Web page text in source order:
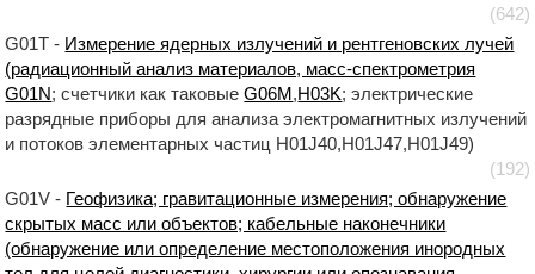
(642)
G01T - Измерение ядерных излучений и рентгеновских лучей
(радиационный анализ материалов, масс-спектрометрия
G01N; счетчики как таковыеG06M,H03K; электрические
разрядные приборы для анализа электромагнитных излучений
и потоков элементарных частиц H01J40,H01J47,H01J49)
(192)
G01V - Геофизика; гравитационные измерения; обнаружение
скрытых масс или объектов; кабельные наконечники
(обнаружение или определение местоположения инородных